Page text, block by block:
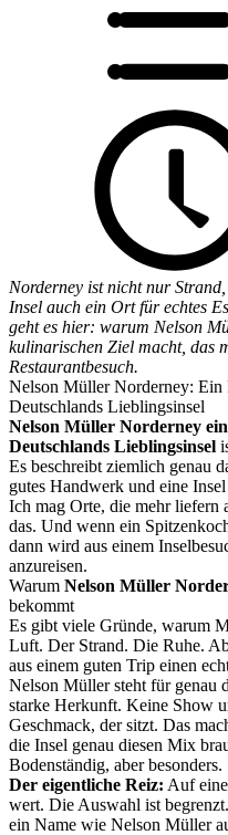
Norderney ist nicht nur
Insel auch ein Ort für echtes
geht es hier: warum Nelson
kulinarischen Ziel macht, das
Restaurantbesuch.
Nelson Müller Norderney: Ein
Deutschlands Lieblingsinsel
Nelson Müller Norderney
Deutschlands Lieblingsinsel
Es beschreibt ziemlich genau
gutes Handwerk und eine
Ich mag Orte, die mehr liefern
das. Und wenn ein
dann wird aus einem
anzureisen.
Warum Nelson Müller
bekommt
Es gibt viele Gründe, warum
Luft. Der Strand. Die Ruhe.
aus einem guten Trip einen
Nelson Müller steht für genau
starke Herkunft. Keine Show
Geschmack, der sitzt. Das
die Insel genau diesen Mix
Bodenständig, aber besonders.
Der eigentliche Reiz: Auf
wert. Die Auswahl ist
ein Name wie Nelson Müller